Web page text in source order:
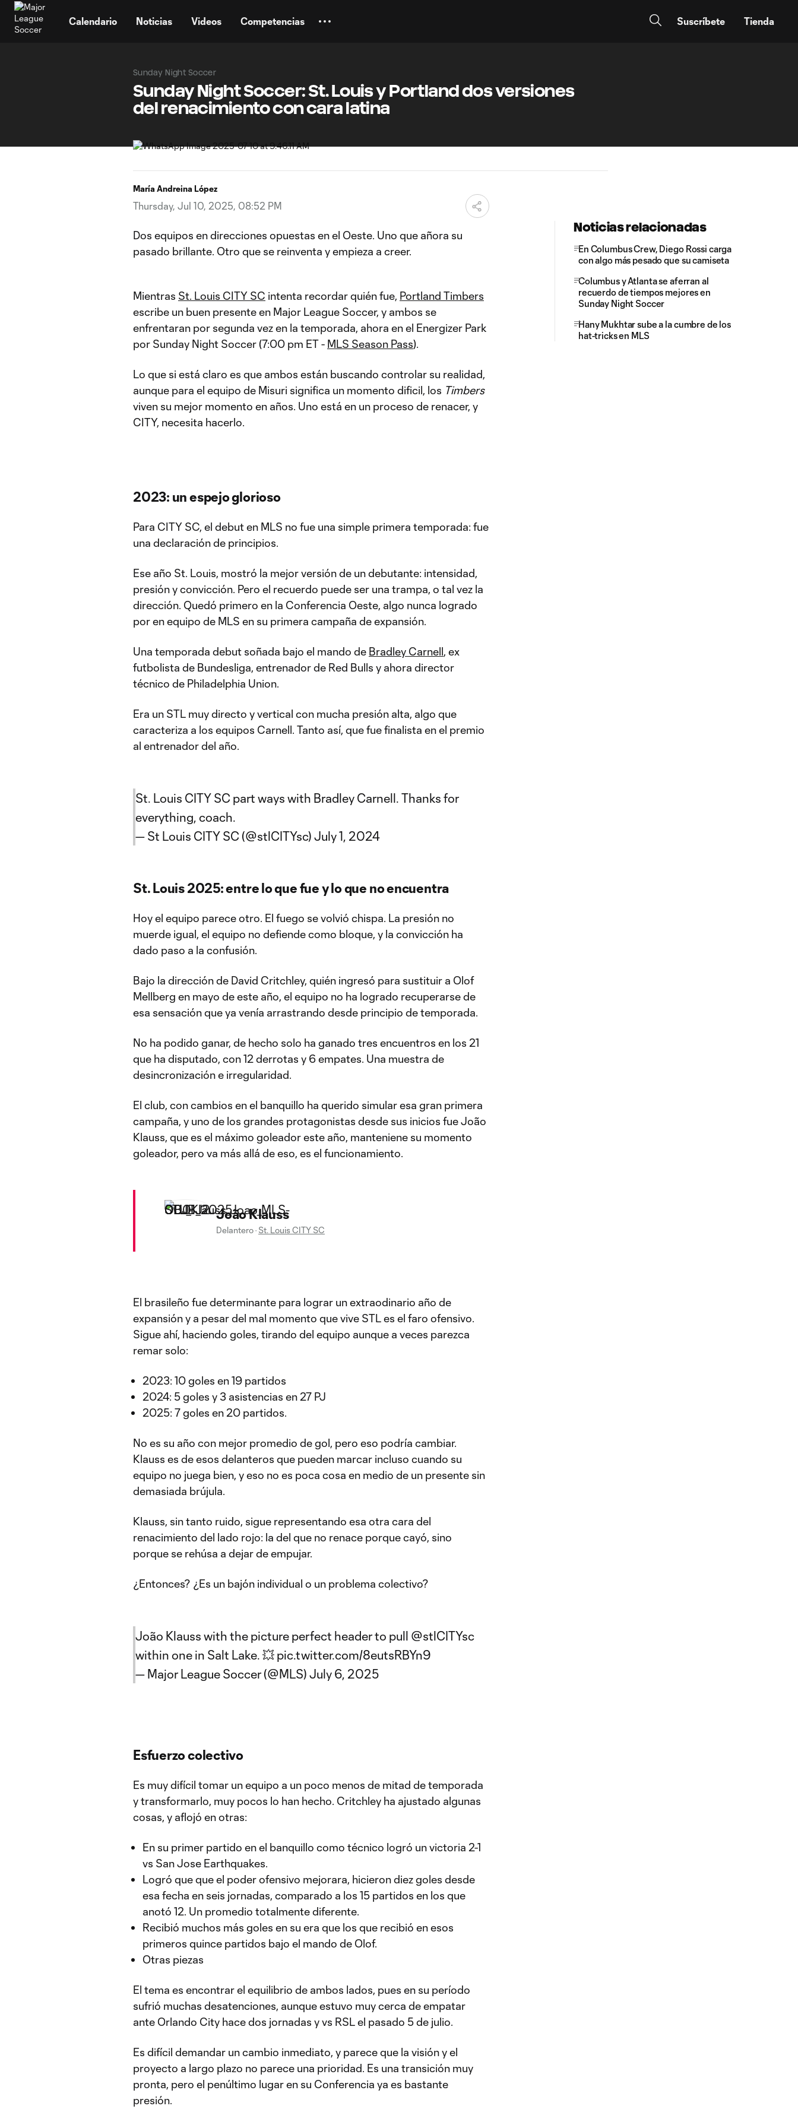
Calendario Noticias Videos Competencias Suscríbete Tienda
Sunday Night Soccer
Sunday Night Soccer: St. Louis y Portland dos versiones
del renacimiento con cara latina
María Andreina López
Thursday, Jul 10, 2025, 08:52 PM
Dos equipos en direcciones opuestas en el Oeste. Uno que añora su
pasado brillante. Otro que se reinventa y empieza a creer.
Mientras St. Louis CITY SC intenta recordar quién fue, Portland Timbers
escribe un buen presente en Major League Soccer, y ambos se
enfrentaran por segunda vez en la temporada, ahora en el Energizer Park
por Sunday Night Soccer (7:00 pm ET - MLS Season Pass).
Lo que si está claro es que ambos están buscando controlar su realidad,
aunque para el equipo de Misuri significa un momento dificil, los Timbers
viven su mejor momento en años. Uno está en un proceso de renacer, y
CITY, necesita hacerlo.
2023: un espejo glorioso
Para CITY SC, el debut en MLS no fue una simple primera temporada: fue
una declaración de principios.
Ese año St. Louis, mostró la mejor versión de un debutante: intensidad,
presión y convicción. Pero el recuerdo puede ser una trampa, o tal vez la
dirección. Quedó primero en la Conferencia Oeste, algo nunca logrado
por en equipo de MLS en su primera campaña de expansión.
Una temporada debut soñada bajo el mando de Bradley Carnell, ex
futbolista de Bundesliga, entrenador de Red Bulls y ahora director
técnico de Philadelphia Union.
Era un STL muy directo y vertical con mucha presión alta, algo que
caracteriza a los equipos Carnell. Tanto así, que fue finalista en el premio
al entrenador del año.
St. Louis CITY SC part ways with Bradley Carnell. Thanks for
everything, coach.
— St Louis CITY SC (@stlCITYsc) July 1, 2024
St. Louis 2025: entre lo que fue y lo que no encuentra
Hoy el equipo parece otro. El fuego se volvió chispa. La presión no
muerde igual, el equipo no defiende como bloque, y la convicción ha
dado paso a la confusión.
Bajo la dirección de David Critchley, quién ingresó para sustituir a Olof
Mellberg en mayo de este año, el equipo no ha logrado recuperarse de
esa sensación que ya venía arrastrando desde principio de temporada.
No ha podido ganar, de hecho solo ha ganado tres encuentros en los 21
que ha disputado, con 12 derrotas y 6 empates. Una muestra de
desincronización e irregularidad.
El club, con cambios en el banquillo ha querido simular esa gran primera
campaña, y uno de los grandes protagonistas desde sus inicios fue João
Klauss, que es el máximo goleador este año, manteniene su momento
goleador, pero va más allá de eso, es el funcionamiento.
João Klauss
Delantero· St. Louis CITY SC
El brasileño fue determinante para lograr un extraodinario año de
expansión y a pesar del mal momento que vive STL es el faro ofensivo.
Sigue ahí, haciendo goles, tirando del equipo aunque a veces parezca
remar solo:
2023: 10 goles en 19 partidos
2024: 5 goles y 3 asistencias en 27 PJ
2025: 7 goles en 20 partidos.
No es su año con mejor promedio de gol, pero eso podría cambiar.
Klauss es de esos delanteros que pueden marcar incluso cuando su
equipo no juega bien, y eso no es poca cosa en medio de un presente sin
demasiada brújula.
Klauss, sin tanto ruido, sigue representando esa otra cara del
renacimiento del lado rojo: la del que no renace porque cayó, sino
porque se rehúsa a dejar de empujar.
¿Entonces? ¿Es un bajón individual o un problema colectivo?
João Klauss with the picture perfect header to pull @stlCITYsc
within one in Salt Lake. 💥 pic.twitter.com/8eutsRBYn9
— Major League Soccer (@MLS) July 6, 2025
Esfuerzo colectivo
Es muy difícil tomar un equipo a un poco menos de mitad de temporada
y transformarlo, muy pocos lo han hecho. Critchley ha ajustado algunas
cosas, y aflojó en otras:
En su primer partido en el banquillo como técnico logró un victoria 2-1
vs San Jose Earthquakes.
Logró que que el poder ofensivo mejorara, hicieron diez goles desde
esa fecha en seis jornadas, comparado a los 15 partidos en los que
anotó 12. Un promedio totalmente diferente.
Recibió muchos más goles en su era que los que recibió en esos
primeros quince partidos bajo el mando de Olof.
Otras piezas
El tema es encontrar el equilibrio de ambos lados, pues en su período
sufrió muchas desatenciones, aunque estuvo muy cerca de empatar
ante Orlando City hace dos jornadas y vs RSL el pasado 5 de julio.
Es difícil demandar un cambio inmediato, y parece que la visión y el
proyecto a largo plazo no parece una prioridad. Es una transición muy
pronta, pero el penúltimo lugar en su Conferencia ya es bastante
presión.
Noticias relacionadas
En Columbus Crew, Diego Rossi carga
con algo más pesado que su camiseta
Columbus y Atlanta se aferran al
recuerdo de tiempos mejores en
Sunday Night Soccer
Hany Mukhtar sube a la cumbre de los
hat-tricks en MLS